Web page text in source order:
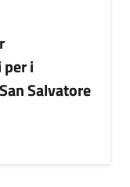
i
Salvatore